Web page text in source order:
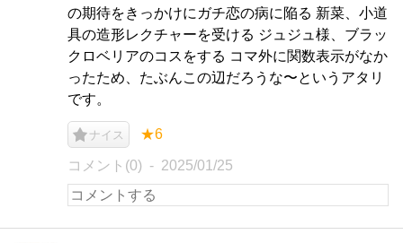
の期待をきっかけにガチ恋の病に陥る 新菜、小道
具の造形レクチャーを受ける ジュジュ様、ブラッ
クロベリアのコスをする コマ外に関数表示がなか
ったため、たぶんこの辺だろうな〜というアタリ
です。
ナイス ★6
コメント(0) 2025/01/25